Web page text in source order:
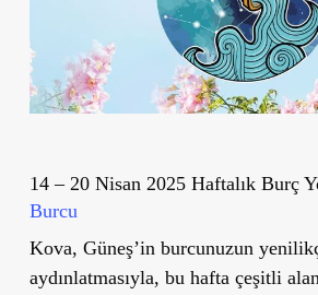
14 – 20 Nisan 2025 Haftalık Burç
Burcu
Kova, Güneş’in burcunuzun
aydınlatmasıyla, bu hafta çeşitli